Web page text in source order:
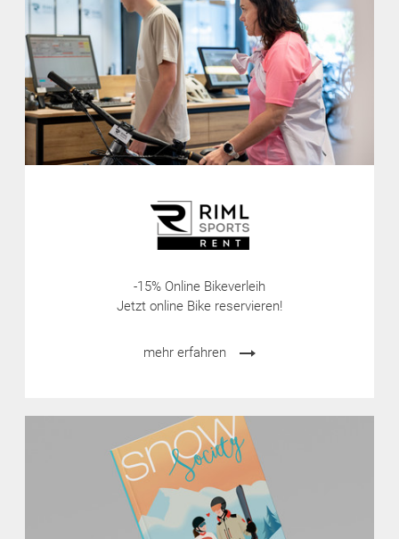
-15% Online Bikeverleih
Jetzt online Bike reservieren!
mehr erfahren